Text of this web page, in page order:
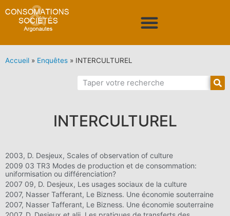
Accueil » Enquêtes » INTERCULTUREL
INTERCULTUREL
2003, D. Desjeux, Scales of observation of culture
2009 03 TR3 Modes de production et de consommation:
uniformisation ou différenciation?
2007 09, D. Desjeux, Les usages sociaux de la culture
2007, Nasser Tafferant, Le Bizness. Une économie souterraine
2007, Nasser Tafferant, Le Bizness. Une économie souterraine